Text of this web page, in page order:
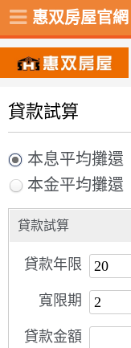
貸款試算
本息平均攤還
本金平均攤還
貸款試算
貸款年限
寬限期
貸款金額
惠双房屋官網